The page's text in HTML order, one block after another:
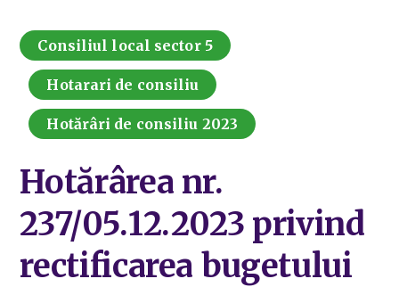
Consiliul local sector 5
Hotarari de consiliu
Hotărâri de consiliu 2023
Hotărârea nr.
237/05.12.2023 privind
rectificarea bugetului